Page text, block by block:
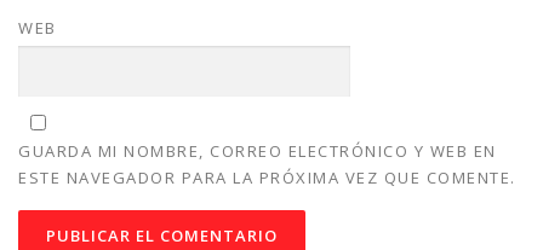
WEB
GUARDA MI NOMBRE, CORREO ELECTRÓNICO Y WEB EN
ESTE NAVEGADOR PARA LA PRÓXIMA VEZ QUE COMENTE.